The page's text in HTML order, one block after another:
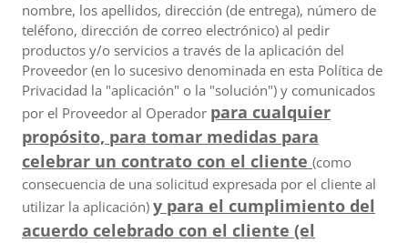
nombre, los apellidos, dirección (de entrega), número de
teléfono, dirección de correo electrónico) al pedir
productos y/o servicios a través de la aplicación del
Proveedor (en lo sucesivo denominada en esta Política de
Privacidad la "aplicación" o la "solución") y comunicados
por el Proveedor al Operador para cualquier
propósito, para tomar medidas para
celebrar un contrato con el cliente (como
consecuencia de una solicitud expresada por el cliente al
utilizar la aplicación) y para el cumplimiento del
acuerdo celebrado con el cliente (el